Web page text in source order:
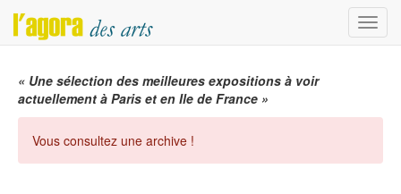
Menu
« Une sélection des meilleures expositions à voir
actuellement à Paris et en Ile de France »
Vous consultez une archive !